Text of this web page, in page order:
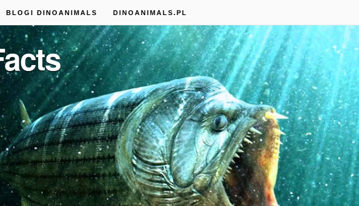
BLOGI DINOANIMALS DINOANIMALS.PL